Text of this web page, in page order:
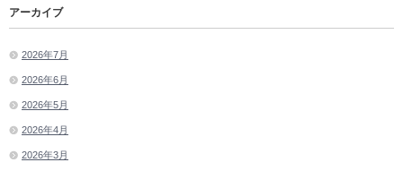
アーカイブ
2026年7月
2026年6月
2026年5月
2026年4月
2026年3月